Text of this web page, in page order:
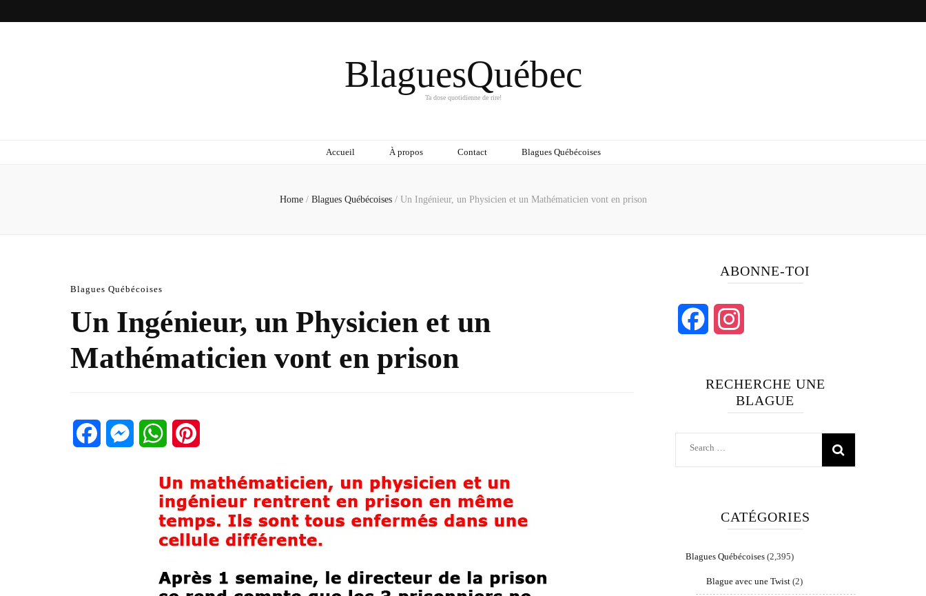
BlaguesQuébec
Ta dose quotidienne de rire!
Accueil À propos Contact Blagues Québécoises
Home / Blagues Québécoises / Un Ingénieur, un Physicien et un Mathématicien vont en prison
Blagues Québécoises
Un Ingénieur, un Physicien et un
Mathématicien vont en prison
ABONNE-TOI
RECHERCHE UNE
BLAGUE
Search
CATÉGORIES
Blagues Québécoises(2,395)
Blague avec une Twist(2)